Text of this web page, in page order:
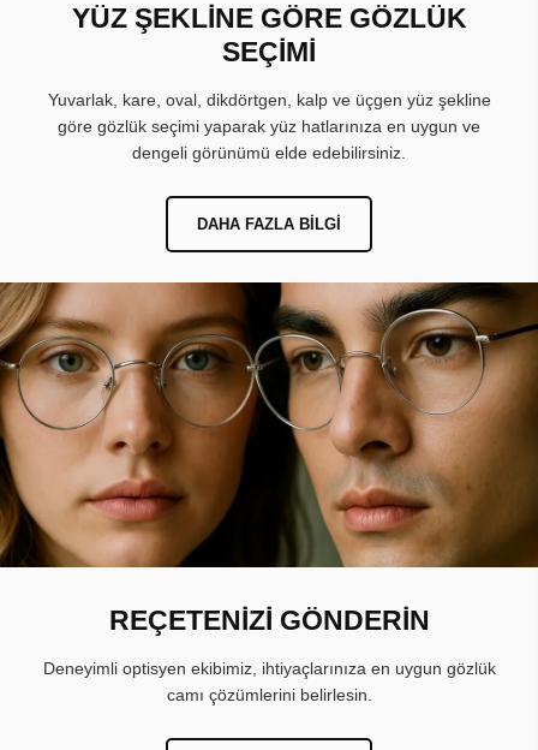
YÜZ ŞEKLİNE GÖRE GÖZLÜK
SEÇİMİ
Yuvarlak, kare, oval, dikdörtgen, kalp ve üçgen yüz şekline
göre gözlük seçimi yaparak yüz hatlarınıza en uygun ve
dengeli görünümü elde edebilirsiniz.
DAHA FAZLA BILGI
REÇETENİZİ GÖNDERİN
Deneyimli optisyen ekibimiz, ihtiyaçlarınıza en uygun gözlük
camı çözümlerini belirlesin.